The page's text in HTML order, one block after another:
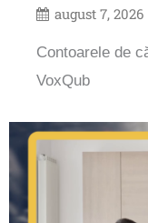
august 7, 2026
Contoarele de
VoxQub